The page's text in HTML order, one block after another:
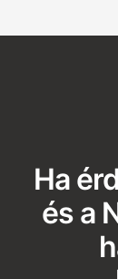
Ha
és a